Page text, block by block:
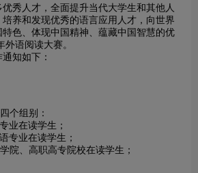
秀人才，全面提升当代大学生和其他人
养和发现优秀的语言应用人才，向世界
色、体现中国精神、蕴藏中国智慧的优
语阅读大赛。
知如下：
个组别：
业在读学生；
专业在读学生；
院、高职高专院校在读学生；